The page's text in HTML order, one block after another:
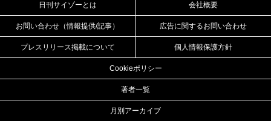
日刊サイゾーとは 会社概要
お問い合わせ（情報提供/記事） 広告に関するお問い合わせ
プレスリリース掲載について 個人情報保護方針
Cookieポリシー
著者一覧
月別アーカイブ